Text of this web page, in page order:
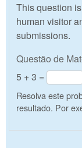
This question
human visitor
submissions.
Questão de
5 + 3 =
Resolva este
resultado. Por